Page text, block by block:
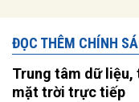
ĐỌC THÊM CHÍNH
Trung tâm dữ liệu,
mặt trời trực tiếp